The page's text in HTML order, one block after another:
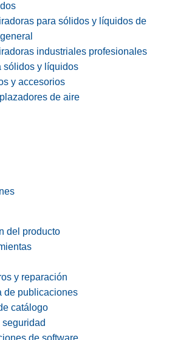
para sólidos y líquidos de
industriales profesionales
sólidos y líquidos
y accesorios
de aire
del producto
y reparación
de publicaciones
catálogo